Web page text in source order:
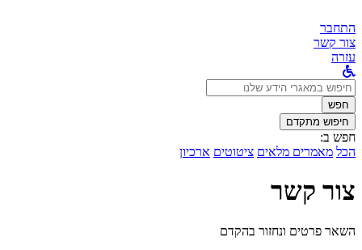
התחבר
צור קשר
עזרה
לחפש
ב:חפש
חיפוש מתקדם
חפש ב:
הכל מאמרים מלאים ציטוטים ארכיון
צור קשר
השאר פרטים ונחזור בהקדם